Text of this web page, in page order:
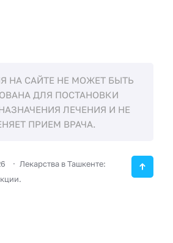
НА САЙТЕ НЕ МОЖЕТ БЫТЬ
ДЛЯ ПОСТАНОВКИ
ЛЕЧЕНИЯ И НЕ
ПРИЕМ ВРАЧА.
Лекарства в Ташкенте: